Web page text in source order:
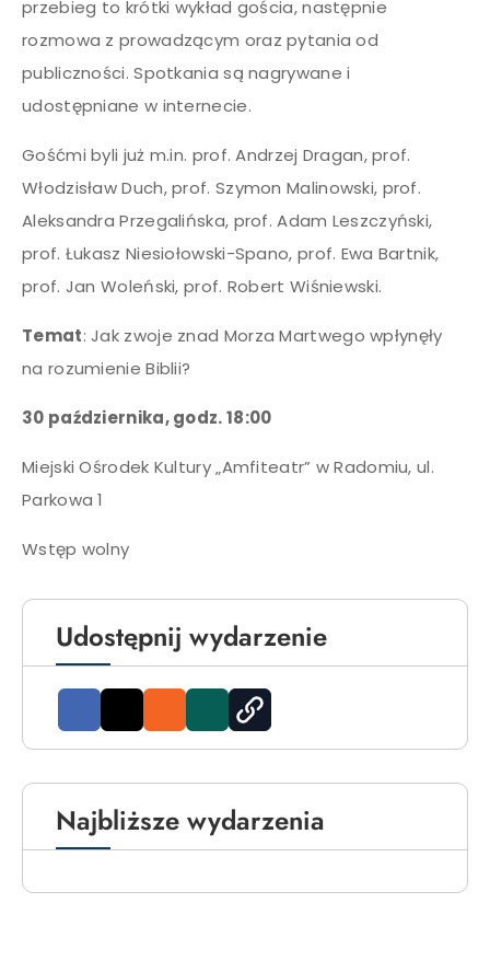
przebieg to krótki wykład gościa, następnie
rozmowa z prowadzącym oraz pytania od
publiczności. Spotkania są nagrywane i
udostępniane w internecie.
Gośćmi byli już m.in. prof. Andrzej Dragan, prof.
Włodzisław Duch, prof. Szymon Malinowski, prof.
Aleksandra Przegalińska, prof. Adam Leszczyński,
prof. Łukasz Niesiołowski-Spano, prof. Ewa Bartnik,
prof. Jan Woleński, prof. Robert Wiśniewski.
Temat: Jak zwoje znad Morza Martwego wpłynęły
na rozumienie Biblii?
30 października, godz. 18:00
Miejski Ośrodek Kultury „Amfiteatr” w Radomiu, ul.
Parkowa 1
Wstęp wolny
Udostępnij wydarzenie
Najbliższe wydarzenia